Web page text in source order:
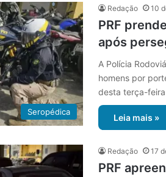
Seropédica
Redação 10
PRF
após
A Polícia
homens por
desta terça-
Leia mais »
Redação 17
PRF